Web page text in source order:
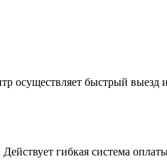
осуществляет быстрый выезд
гибкая система